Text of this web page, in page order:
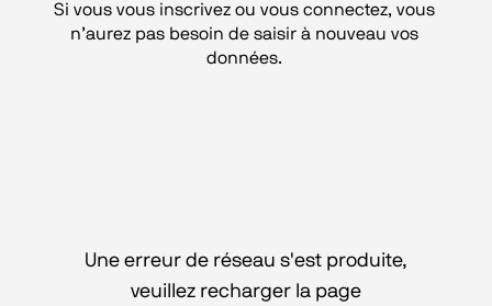
Si vous vous inscrivez ou vous connectez, vous
n’aurez pas besoin de saisir à nouveau vos
données.
Une erreur de réseau s'est produite,
veuillez recharger la page